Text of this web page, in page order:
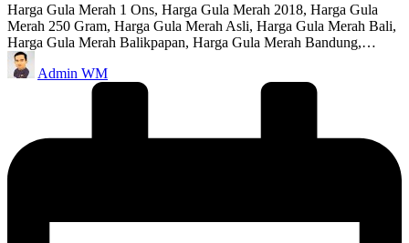
Harga Gula Merah 1 Ons, Harga Gula Merah 2018, Harga Gula
Merah 250 Gram, Harga Gula Merah Asli, Harga Gula Merah Bali,
Harga Gula Merah Balikpapan, Harga Gula Merah Bandung,…
Posted
by
Admin WM